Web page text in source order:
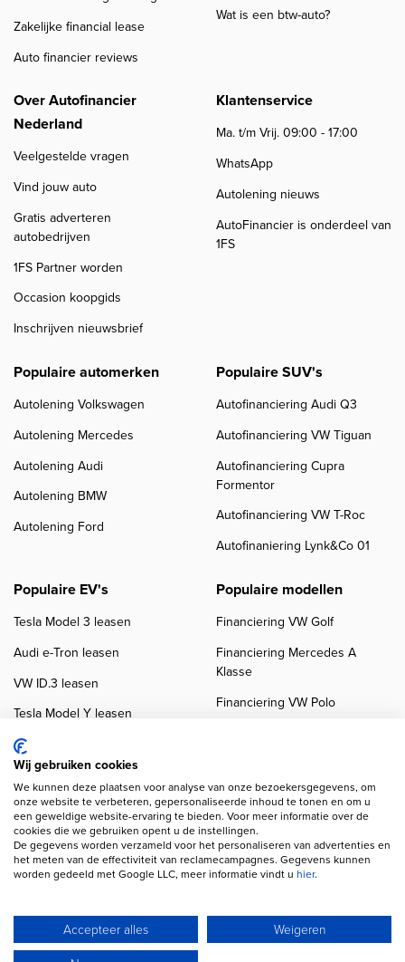
Zakelijke financial lease
Auto financier reviews
Wat is een btw-auto?
Over Autofinancier
Nederland
Veelgestelde vragen
Vind jouw auto
Gratis adverteren
autobedrijven
1FS Partner worden
Occasion koopgids
Inschrijven nieuwsbrief
Klantenservice
Ma. t/m Vrij. 09:00 - 17:00
WhatsApp
Autolening nieuws
AutoFinancier is onderdeel van
1FS
Populaire automerken
Autolening Volkswagen
Autolening Mercedes
Autolening Audi
Autolening BMW
Autolening Ford
Populaire SUV's
Autofinanciering Audi Q3
Autofinanciering VW Tiguan
Autofinanciering Cupra
Formentor
Autofinanciering VW T-Roc
Autofinaniering Lynk&Co 01
Populaire EV's
Tesla Model 3 leasen
Audi e-Tron leasen
VW ID.3 leasen
Tesla Model Y leasen
VW ID.4 leasen
Populaire modellen
Financiering VW Golf
Financiering Mercedes A
Klasse
Financiering VW Polo
Copyright navigation
Klanten beoordelingen
Autobedrijven
Wij gebruiken AI voor afbeeldingen en teksten
Wij gebruiken cookies
We kunnen deze plaatsen voor analyse van onze bezoekersgegevens, om
onze website te verbeteren, gepersonaliseerde inhoud te tonen en om u
een geweldige website-ervaring te bieden. Voor meer informatie over de
cookies die we gebruiken opent u de instellingen.
De gegevens worden verzameld voor het personaliseren van advertenties en
het meten van de effectiviteit van reclamecampagnes. Gegevens kunnen
worden gedeeld met Google LLC, meer informatie vindt u hier.
Accepteer alles
Weigeren